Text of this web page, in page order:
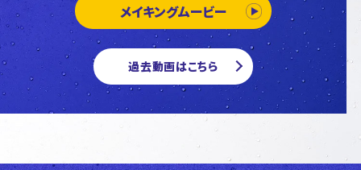
メイキングムービー
過去動画はこちら